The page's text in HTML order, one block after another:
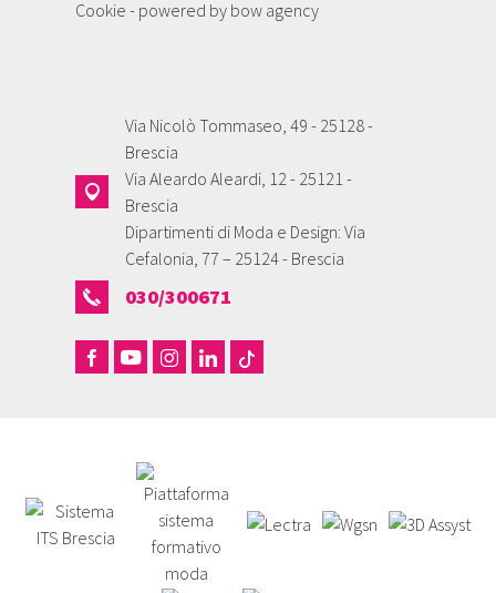
Cookie - powered by bow agency
Via Nicolò Tommaseo, 49 - 25128 -
Brescia
Via Aleardo Aleardi, 12 - 25121 -
Brescia
Dipartimenti di Moda e Design: Via
Cefalonia, 77 – 25124 - Brescia
030/300671